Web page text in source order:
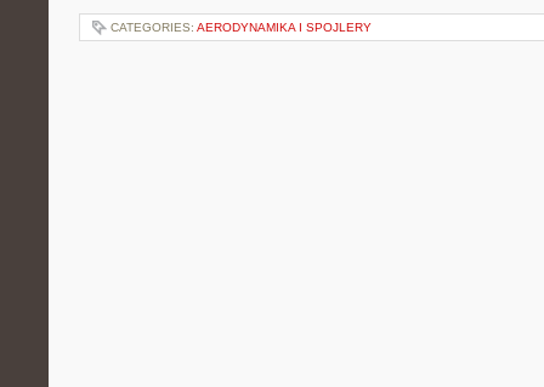
CATEGORIES: AERODYNAMIKA I SPOJLERY